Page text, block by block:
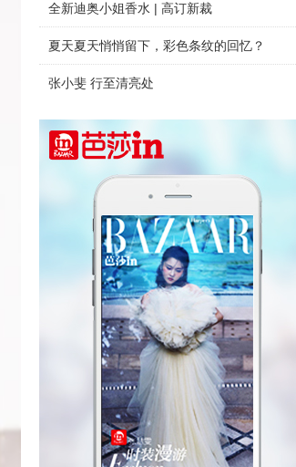
全新迪奥小姐香水 | 高订新裁
夏天夏天悄悄留下，彩色条纹的回忆？
张小斐 行至清亮处